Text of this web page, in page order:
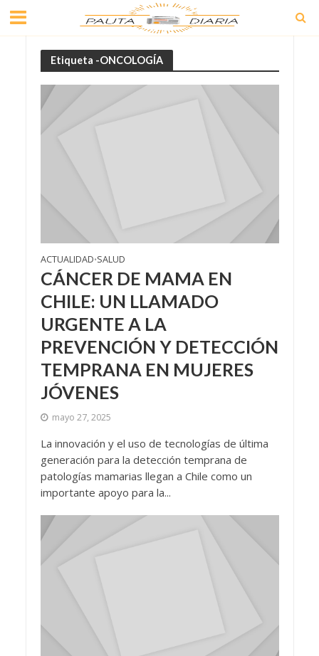
Etiqueta -ONCOLOGÍA
ACTUALIDAD•SALUD
CÁNCER DE MAMA EN
CHILE: UN LLAMADO
URGENTE A LA
PREVENCIÓN Y DETECCIÓN
TEMPRANA EN MUJERES
JÓVENES
mayo 27, 2025
La innovación y el uso de tecnologías de última
generación para la detección temprana de
patologías mamarias llegan a Chile como un
importante apoyo para la...